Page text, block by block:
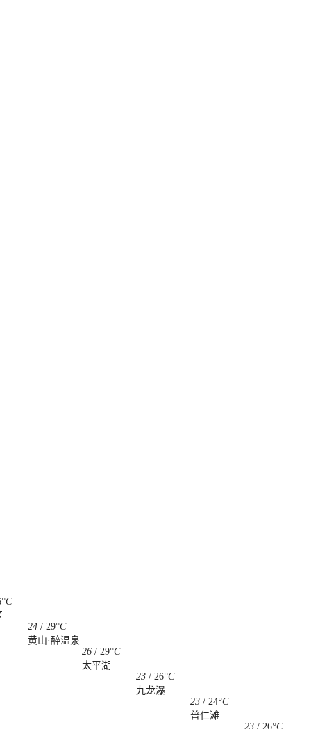
°C
24 / 29°C
黄山·醉温泉
26 / 29°C
太平湖
23 / 26°C
九龙瀑
23 / 24°C
普仁滩
23 / 26°C